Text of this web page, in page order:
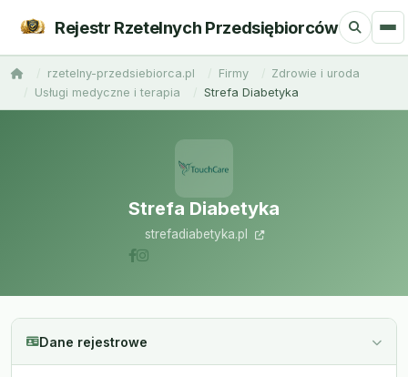
Rejestr Rzetelnych Przedsiębiorców
rzetelny-przedsiebiorca.pl Firmy
Zdrowie i uroda
Usługi medyczne i terapia
Strefa Diabetyka
Strefa Diabetyka
strefadiabetyka.pl
Dane rejestrowe